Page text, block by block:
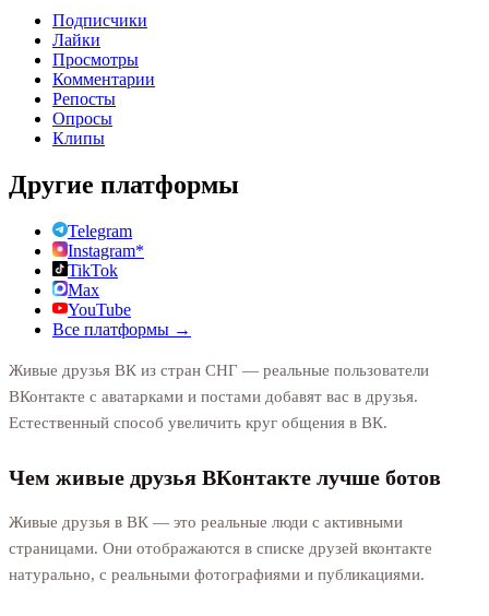
Подписчики
Лайки
Просмотры
Комментарии
Репосты
Опросы
Клипы
Другие платформы
Telegram
Instagram*
TikTok
Max
YouTube
Все платформы →
Живые друзья ВК из стран СНГ — реальные пользователи
ВКонтакте с аватарками и постами добавят вас в друзья.
Естественный способ увеличить круг общения в ВК.
Чем живые друзья ВКонтакте лучше ботов
Живые друзья в ВК — это реальные люди с активными
страницами. Они отображаются в списке друзей вконтакте
натурально, с реальными фотографиями и публикациями.